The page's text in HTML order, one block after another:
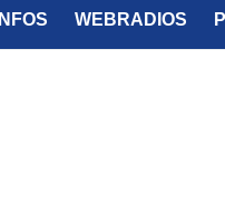
INFOS WEBRADIOS